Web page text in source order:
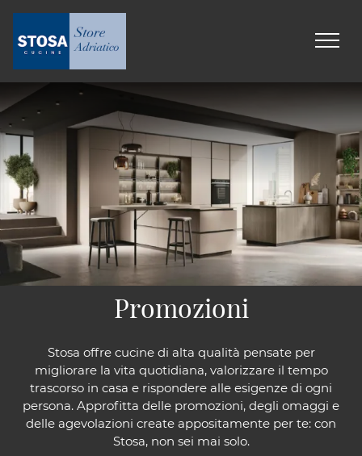
Promozioni
Stosa offre cucine di alta qualità pensate per
migliorare la vita quotidiana, valorizzare il tempo
trascorso in casa e rispondere alle esigenze di ogni
persona. Approfitta delle promozioni, degli omaggi e
delle agevolazioni create appositamente per te: con
Stosa, non sei mai solo.